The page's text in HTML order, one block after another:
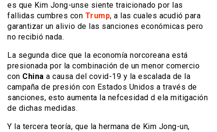
es que Kim Jong-unse siente traicionado por las
fallidas cumbres con Trump, a las cuales acudió para
garantizar un alivio de las sanciones económicas pero
no recibió nada.
La segunda dice que la economía norcoreana está
presionada por la combinación de un menor comercio
con China a causa del covid-19 y la escalada de la
campaña de presión con Estados Unidos a través de
sanciones, esto aumenta la nefcesidad d ela mitigación
de dichas medidas.
Y la tercera teoría, que la hermana de Kim Jong-un,